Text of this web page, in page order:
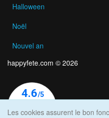
Halloween
Noël
Nouvel an
happyfete.com © 2026
Les cookies assurent le bon